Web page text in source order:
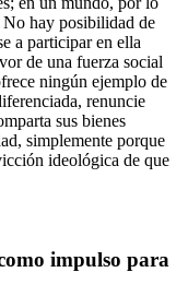
hay posibilidad de
a participar en ella
de una fuerza social
ningún ejemplo de
renuncie
sus bienes
simplemente porque
ideológica de que
impulso para